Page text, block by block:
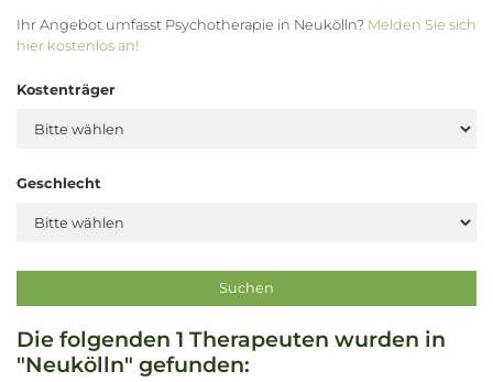
Ihr Angebot umfasst Psychotherapie in Neukölln? Melden Sie sich
hier kostenlos an!
Kostenträger
Geschlecht
Die folgenden 1 Therapeuten wurden in
"Neukölln" gefunden: